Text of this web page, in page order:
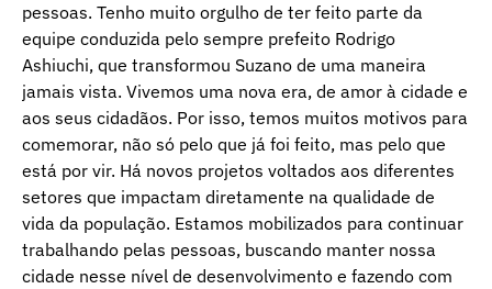
pessoas. Tenho muito orgulho de ter feito parte da
equipe conduzida pelo sempre prefeito Rodrigo
Ashiuchi, que transformou Suzano de uma maneira
jamais vista. Vivemos uma nova era, de amor à cidade e
aos seus cidadãos. Por isso, temos muitos motivos para
comemorar, não só pelo que já foi feito, mas pelo que
está por vir. Há novos projetos voltados aos diferentes
setores que impactam diretamente na qualidade de
vida da população. Estamos mobilizados para continuar
trabalhando pelas pessoas, buscando manter nossa
cidade nesse nível de desenvolvimento e fazendo com